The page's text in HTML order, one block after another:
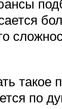
такое
по